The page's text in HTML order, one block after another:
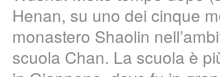
Henan, su uno dei cinque
monastero Shaolin
scuola Chan. La scuola è